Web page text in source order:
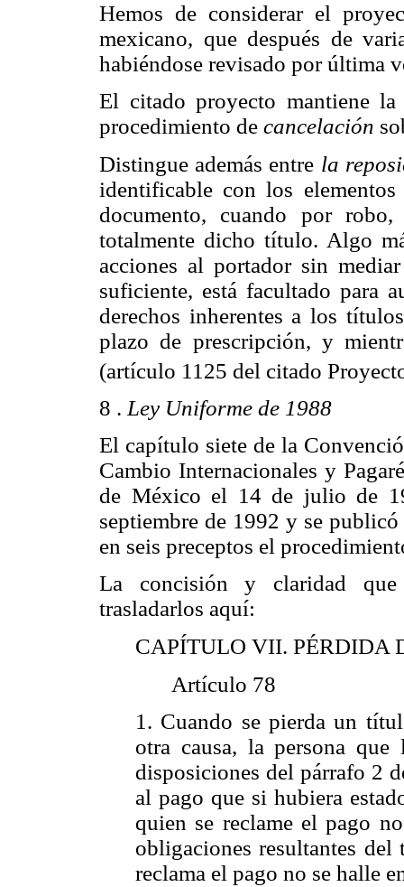
Hemos de considerar el
mexicano, que después de
habiéndose revisado por última
El citado proyecto mantiene
procedimiento de cancelación
Distingue además entre la
identificable con los
documento, cuando por
totalmente dicho título. Algo
acciones al portador sin
suficiente, está facultado para
derechos inherentes a los
plazo de prescripción, y
(artículo 1125 del citado
8 . Ley Uniforme de 1988
El capítulo siete de la
Cambio Internacionales y
de México el 14 de julio de
septiembre de 1992 y se
en seis preceptos el
La concisión y claridad que
trasladarlos aquí:
CAPÍTULO VII. PÉRDIDA
Artículo 78
1. Cuando se pierda un
otra causa, la persona
disposiciones del párrafo 2
al pago que si hubiera
quien se reclame el pago
obligaciones resultantes
reclama el pago no se halle